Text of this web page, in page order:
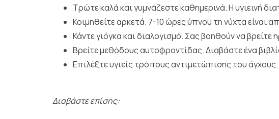
Τρώτε καλά και γυμνάζεστε καθημερινά. Η υγιεινή
Κοιμηθείτε αρκετά. 7-10 ώρες ύπνου τη νύχτα είναι
Κάντε γιόγκα και διαλογισμό. Σας βοηθούν να βρείτε
Βρείτε μεθόδους αυτοφροντίδας. Διαβάστε ένα
Επιλέξτε υγιείς τρόπους αντιμετώπισης του
Διαβάστε επίσης: